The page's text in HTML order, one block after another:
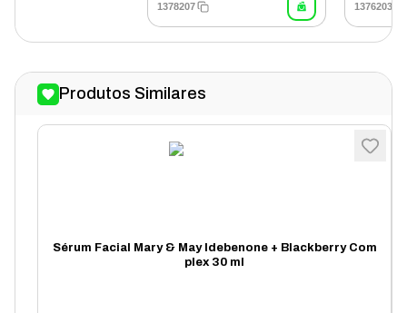
1378207 1376203
Produtos Similares
Sérum Facial Mary & May Idebenone + Blackberry Com
plex 30 ml